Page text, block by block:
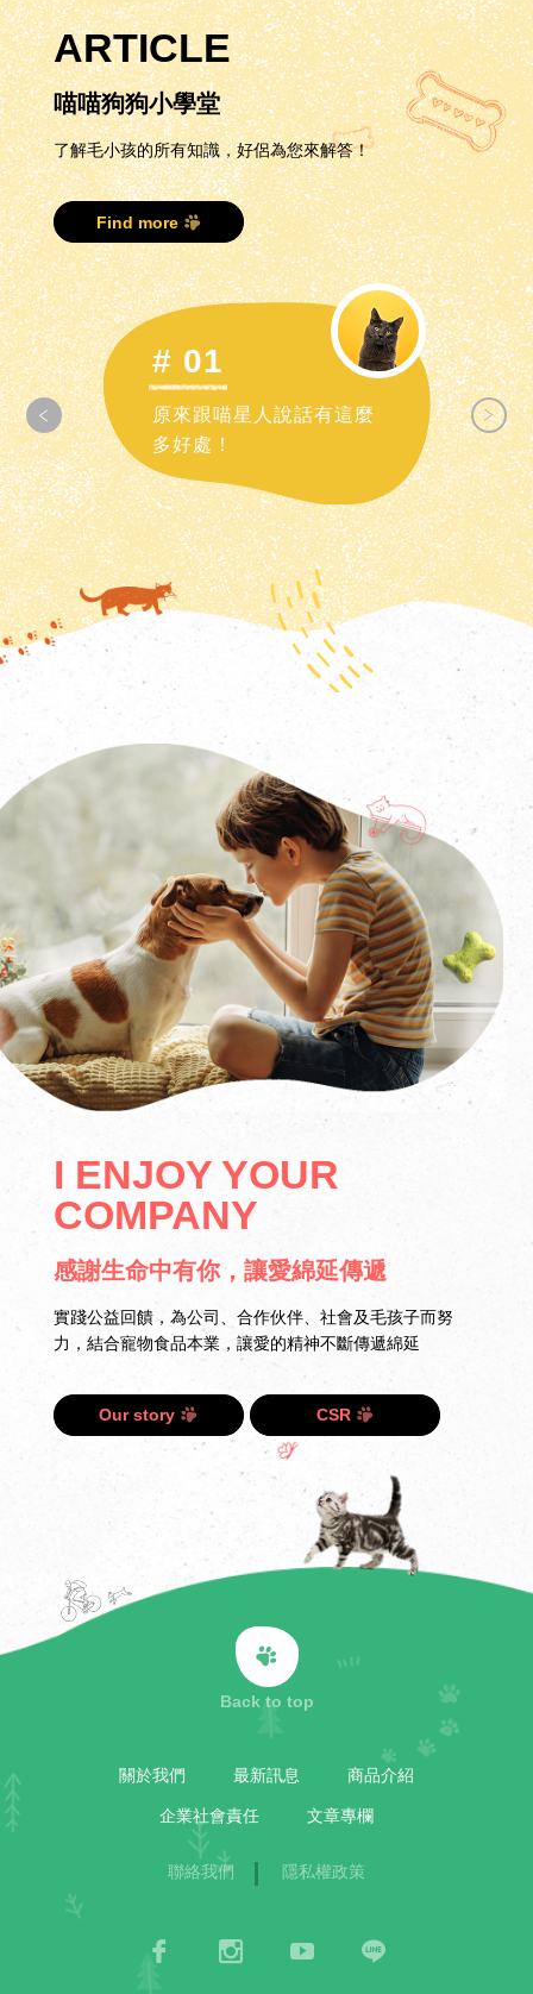
ARTICLE
喵喵狗狗小學堂
了解毛小孩的所有知識，好侶為您來解答！
Find more
# 01
原來跟喵星人說話有這麼
多好處！
I ENJOY YOUR
COMPANY
感謝生命中有你，讓愛綿延傳遞
實踐公益回饋，為公司、合作伙伴、社會及毛孩子而努
力，結合寵物食品本業，讓愛的精神不斷傳遞綿延
Our story CSR
Back to top
關於我們 最新訊息 商品介紹
企業社會責任 文章專欄
聯絡我們 隱私權政策